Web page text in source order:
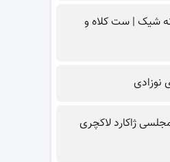
شیک | ست کلاه و
ژاکارد لاکچری